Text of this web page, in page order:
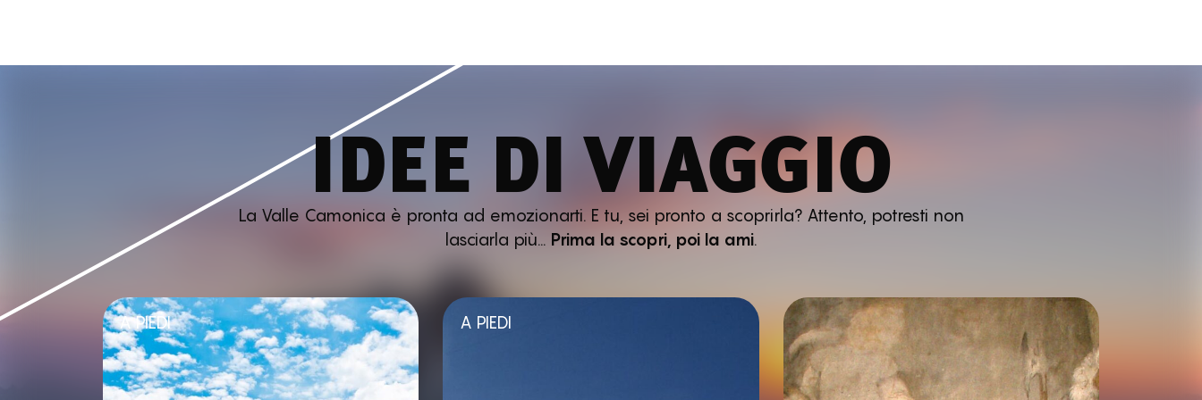
IDEE DI VIAGGIO
La Valle Camonica è pronta ad emozionarti. E tu, sei pronto a scoprirla? Attento, potresti non
lasciarla più… Prima la scopri, poi la ami.
A PIEDI A PIEDI